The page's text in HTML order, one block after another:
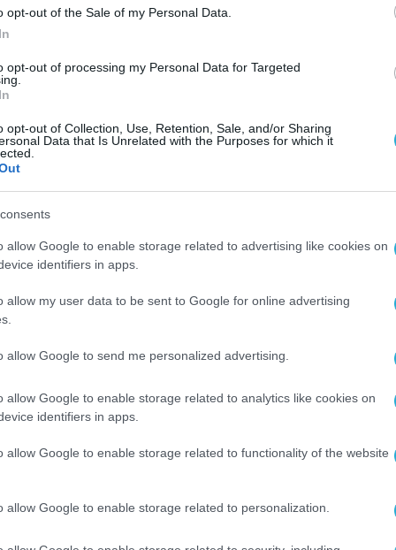
opt-out of the Sale of my Personal Data.
opt-out of processing my Personal Data for Targeted
opt-out of Collection, Use, Retention, Sale, and/or Sharing
Data that Is Unrelated with the Purposes for which it
allow Google to enable storage related to advertising like cookies on
identifiers in apps.
allow my user data to be sent to Google for online advertising
allow Google to send me personalized advertising.
allow Google to enable storage related to analytics like cookies on
identifiers in apps.
allow Google to enable storage related to functionality of the website
allow Google to enable storage related to personalization.
Άμυνας, ο οποίος -όπως σημειώνει
μίλησε για επιτάχυνση της
με την Ελλάδα και
«όσοι ονειρεύονται αυτοκρατορίες
μας βρουν μπροστά τους».
@NikosDendiasμε τον Υπουργό Άμυνας του
Israel Katz
https://t.co/wVONTIGSJI
BYRMYRnLsS
Άμυνας (@Hellenic_MOD)
τη δήλωση αυτή ως «σαφή ένδειξη
αυξανόμενη στρατιωτική και στρατηγική
Ελλάδας και Ισραήλ έχει αναδειχθεί ως
επιρροής της Τουρκίας στην